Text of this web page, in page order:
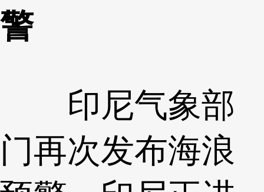
警
印尼气象部
门再次发布海浪